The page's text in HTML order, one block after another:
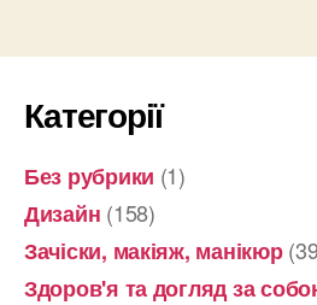
Категорії
Без рубрики (1)
Дизайн (158)
Зачіски, макіяж, манікюр
Здоров'я та догляд за